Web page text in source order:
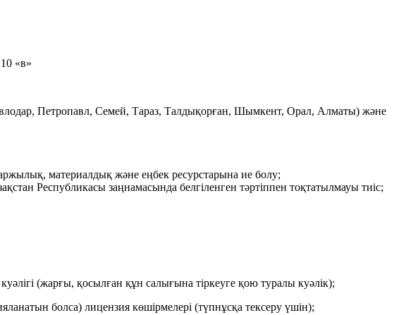
«в»
Петропавл, Семей, Тараз, Талдықорған, Шымкент, Орал, Алматы) және
материалдық және еңбек ресурстарына ие болу;
Республикасы заңнамасында белгіленген тәртіппен тоқтатылмауы тиіс;
(жарғы, қосылған құн салығына тіркеуге қою туралы куәлік);
болса) лицензия көшірмелері (түпнұсқа тексеру үшін);